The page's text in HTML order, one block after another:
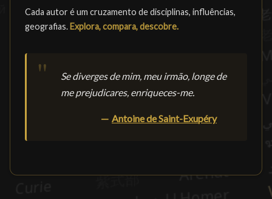
Cada autor é um cruzamento de disciplinas, influências,
geografias. Explora, compara, descobre.
Se diverges de mim, meu irmão, longe de
me prejudicares, enriqueces-me.
— Antoine de Saint-Exupéry